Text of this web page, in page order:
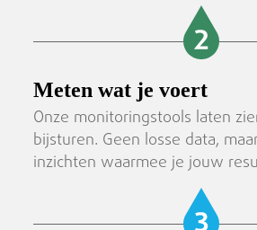
Meten wat je voert
Onze monitoringstools laten
bijsturen. Geen losse data,
inzichten waarmee je jouw